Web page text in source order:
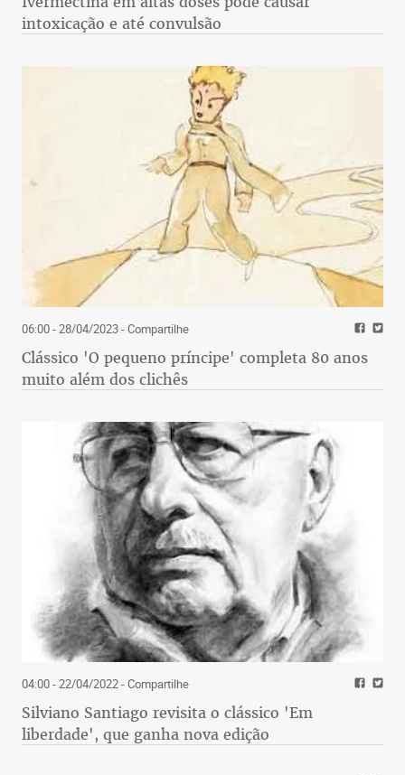
intoxicação e até convulsão
06:00 - 28/04/2023- Compartilhe
Clássico 'O pequeno príncipe' completa 80 anos
muito além dos clichês
04:00 - 22/04/2022- Compartilhe
Silviano Santiago revisita o clássico 'Em
liberdade', que ganha nova edição